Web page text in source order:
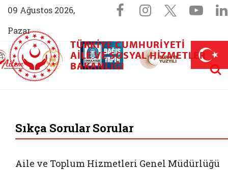
09 Ağustos 2026,
Pazar
Sosyal
Facebook
Instagram
X
Aile (yeni sekmede açılır)
AİLEM İletişim Merkezi (yeni sekmede açılır)
Aile ve Nüfus On Yılı (yeni sekmede açılır)
Darülaceze bağış sayfası (yeni
TÜRKIYE CUMHURIYETI
AILE VE SOSYAL HIZMETLER
BAKANLIĞI
Sıkça Sorular Sorular
Aile ve Toplum Hizmetleri Genel Müdürlüğü